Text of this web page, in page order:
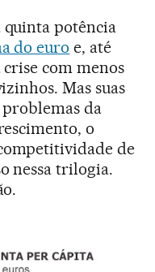
quinta potência
do euro e, até
com menos
Mas suas
problemas da
o
de
nessa trilogia.